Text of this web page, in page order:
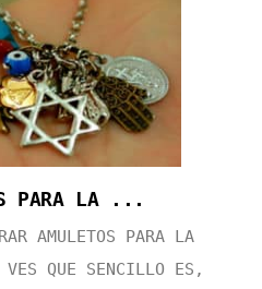
PARA LA ...
AMULETOS PARA LA
QUE SENCILLO ES,